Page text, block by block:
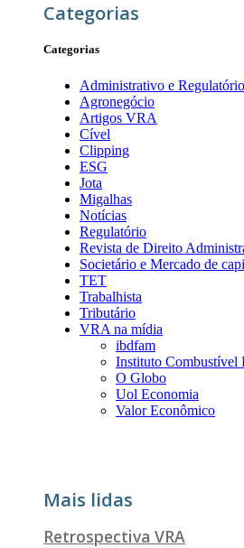
Categorias
Categorias
Administrativo e Regulatório
Agronegócio
Artigos VRA
Cível
Clipping
ESG
Jota
Migalhas
Notícias
Regulatório
Revista de Direito
Societário e Mercado de
TET
Trabalhista
Tributário
VRA na mídia
ibdfam
Instituto Combustível
O Globo
Uol Economia
Valor Econômico
Mais lidas
Retrospectiva VRA